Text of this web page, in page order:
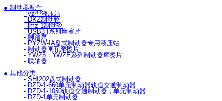
● 制动器配件
- yz型液压站
- DKZ制动轮
- lmz-1制动轮
- USB3-I系列摩擦片
- 脚踏泵
- PYZW-IA盘式制动器专用液压站
- 制动器闸瓦摩擦片
- YWZ5，YWZE系列制动器摩擦片
- 联轴器
● 其他分类
- SHI202盘式制动器
- DZD-1-660单元制动器轨道交通制动器
- DZD-1-1050轨道交通制动器，单元制动器
- DZD-1单元制动器